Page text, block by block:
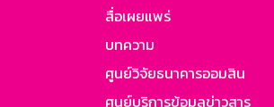
สื่อเผยแพร่
บทความ
ศูนย์วิจัยธนาคารออมสิน
ศูนย์บริการข้อมูลข่าวสาร